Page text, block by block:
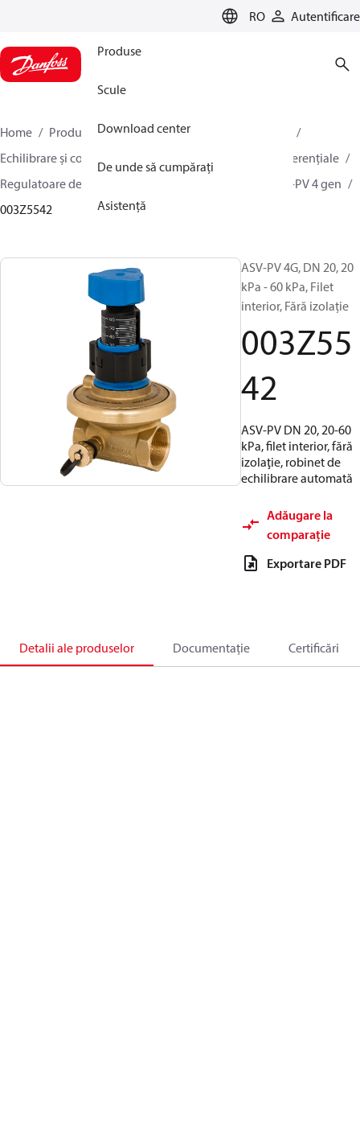
RO Autentificare
Produse
Scule
Download center
De unde să cumpărați
Asistență
Home Produse
Climate Solutions pentru încălzire
Echilibrare și control hidraulic
Controlul presiunii diferențiale
Regulatoare de presiune diferențială
ASV-PV 4 gen
003Z5542
ASV-PV 4G, DN 20, 20
kPa - 60 kPa, Filet
interior, Fără izolație
003Z55
42
ASV-PV DN 20, 20-60
kPa, filet interior, fără
izolaţie, robinet de
echilibrare automată
Adăugare la
comparație
Exportare PDF
Detalii ale produselor Documentație Certificări